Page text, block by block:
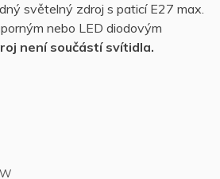
světelný zdroj s paticí E27 max.
nebo LED diodovým
není součástí svítidla.